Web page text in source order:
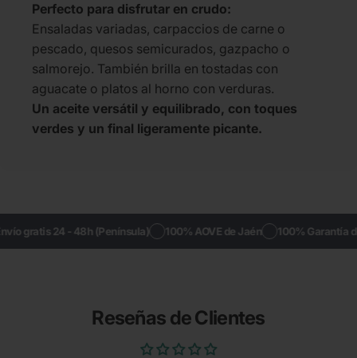
Perfecto para disfrutar en crudo:
Ensaladas variadas, carpaccios de carne o
pescado, quesos semicurados, gazpacho o
salmorejo. También brilla en tostadas con
aguacate o platos al horno con verduras.
Un aceite versátil y equilibrado, con toques
verdes y un final ligeramente picante.
gratis 24 - 48h (Península) 100% AOVE de Jaén 100% Garantía
Reseñas de Clientes